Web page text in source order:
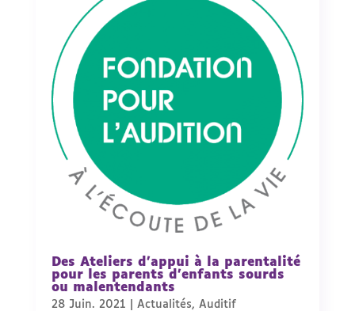
Des Ateliers d’appui à la parentalité
pour les parents d’enfants sourds
ou malentendants
28 Juin. 2021 Actualités, Auditif